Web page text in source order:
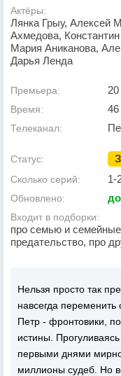
Актёры:
Лянка Грыу, Алексей
Ахмедова,
Мария Аниканова,
Дарья Ленда
Премьера:
Время:
Телеканал:
Статус:
Сколько серий: 1-
Обновлено:
Входит в подборки:
про семью и
предательство, про
Нельзя просто так
навсегда
Петр - фронтовики,
истины.
первыми днями
миллионы судеб. Но